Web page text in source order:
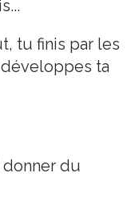
tu finis par les
ta
du